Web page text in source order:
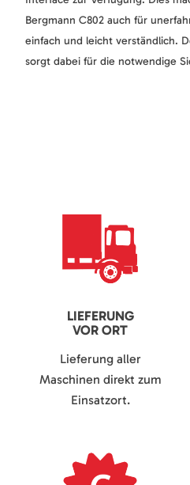
Bergmann C802 auch für
einfach und leicht verständlich.
sorgt dabei für die notwendige
LIEFERUNG
VOR ORT
Lieferung aller
Maschinen direkt zum
Einsatzort.